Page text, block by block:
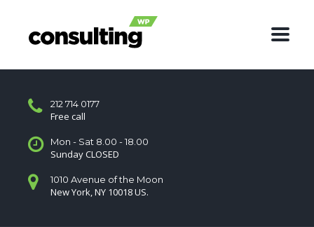
212 714 0177
Free call
Mon - Sat 8.00 - 18.00
Sunday CLOSED
1010 Avenue of the Moon
New York, NY 10018 US.